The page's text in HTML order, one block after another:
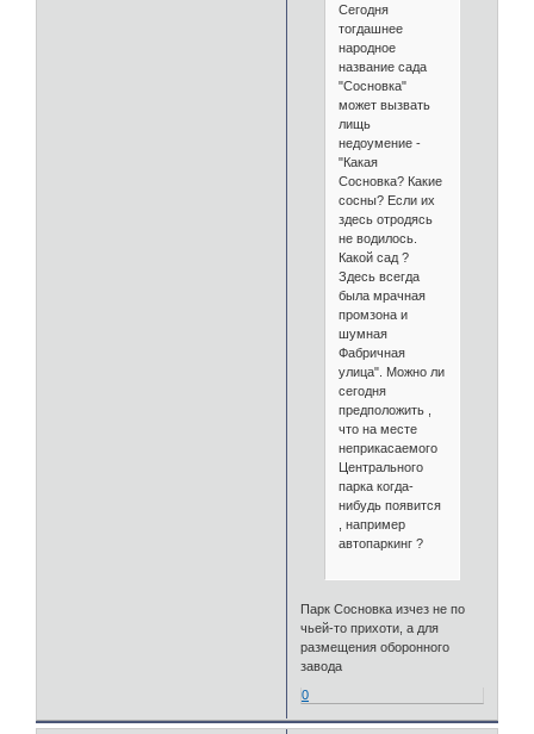
Сегодня
тогдашнее
народное
название сада
"Сосновка"
может вызвать
лищь
недоумение -
"Какая
Сосновка? Какие
сосны? Если их
здесь отродясь
не водилось.
Какой сад ?
Здесь всегда
была мрачная
промзона и
шумная
Фабричная
улица". Можно ли
сегодня
предположить ,
что на месте
неприкасаемого
Центрального
парка когда-
нибудь появится
, например
автопаркинг ?
Парк Сосновка изчез не по
чьей-то прихоти, а для
размещения оборонного
завода
0